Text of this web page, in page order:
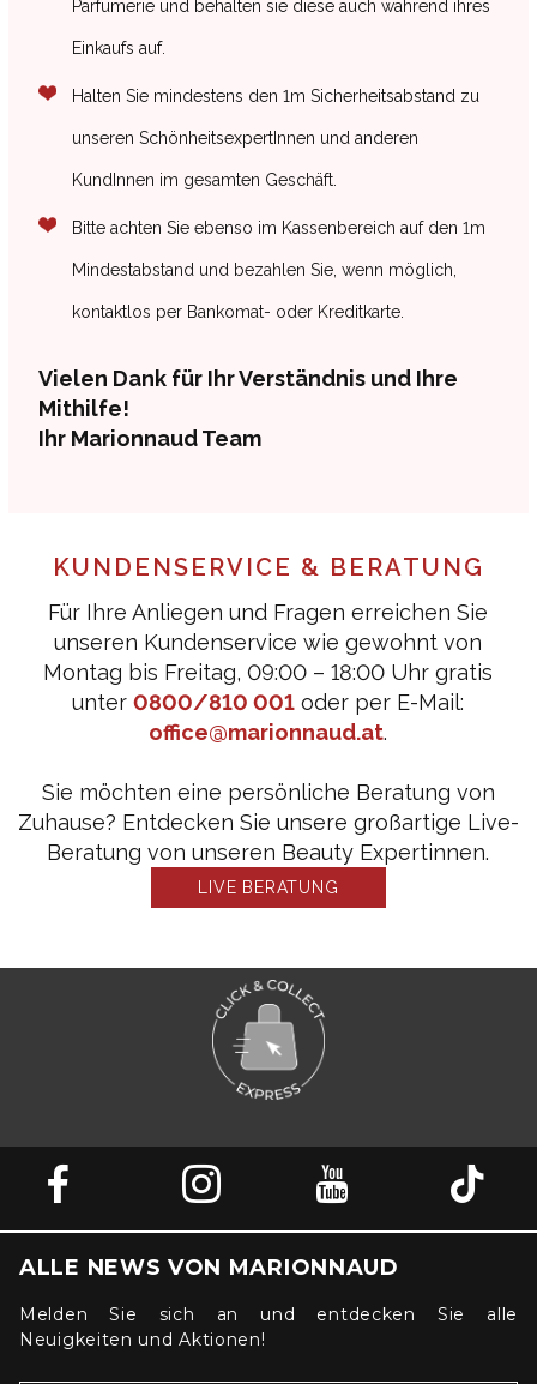
Parfümerie und behalten sie diese auch während ihres
Einkaufs auf.
Halten Sie mindestens den1m Sicherheitsabstand zu
unseren SchönheitsexpertInnen und anderen
KundInnen im gesamten Geschäft.
Bitte achten Sie ebenso im Kassenbereich auf den1m
Mindestabstand und bezahlen Sie, wenn möglich,
kontaktlos per Bankomat- oder Kreditkarte.
Vielen Dank für Ihr Verständnis und Ihre
Mithilfe!
Ihr Marionnaud Team
KUNDENSERVICE & BERATUNG
Für Ihre Anliegen und Fragen erreichen Sie
unseren Kundenservice wie gewohnt von
Montag bis Freitag, 09:00 – 18:00 Uhr gratis
unter0800/810 001 oder per E-Mail:
office@marionnaud.at.
Sie möchten eine persönliche Beratung von
Zuhause? Entdecken Sie unsere großartige Live-
Beratung von unseren Beauty Expertinnen.
LIVE BERATUNG
ALLE NEWS VON MARIONNAUD
Melden Sie sich an und entdecken Sie alle
Neuigkeiten und Aktionen!